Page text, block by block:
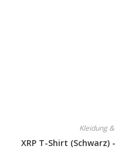
Kleidung
XRP T-Shirt (Schwarz)